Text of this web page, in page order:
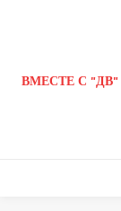
ВМЕСТЕ С "ДВ"